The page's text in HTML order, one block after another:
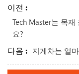
이전 :
Tech Master는 목
요?
다음 : 지게차는 얼